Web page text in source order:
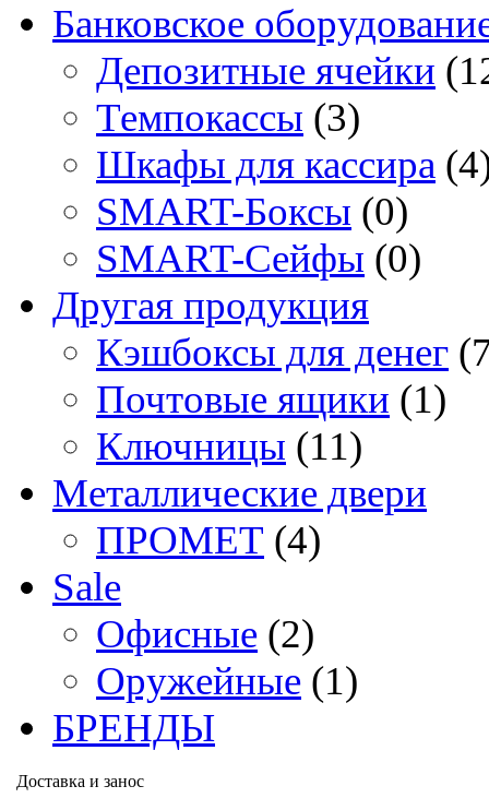
Банковское
Депозитные ячейки
Темпокассы (3)
Шкафы для кассира
SMART-Боксы (0)
SMART-Сейфы (0)
Другая продукция
Кэшбоксы для денег
Почтовые ящики (1)
Ключницы (11)
Металлические двери
ПРОМЕТ (4)
Sale
Офисные (2)
Оружейные (1)
БРЕНДЫ
Доставка и занос